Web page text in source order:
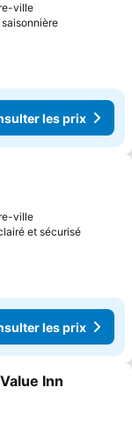
ville
Consulter
les prix
favoris
ville
et sécurisé
les prix
favoris
Inn